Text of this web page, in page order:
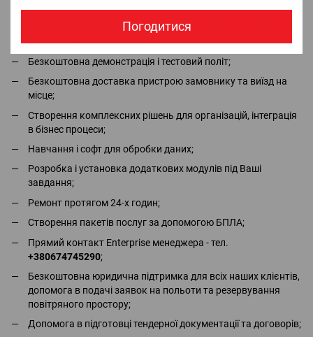
Погодитися
DJI, Bluetti, Jackery - в наявності всі сертифікати та дозволи;
Безкоштовна консультація та повний асортимент в місцях
силиQUADRO.ua;
Безкоштовна демонстрація і тестовий політ;
Безкоштовна доставка пристрою замовнику та виїзд на
місце;
Створення комплексних рішень для організацій, інтеграція
в бізнес процеси;
Навчання і софт для обробки даних;
Розробка і установка додаткових модулів під Ваші
завдання;
Ремонт протягом 24-х годин;
Створення пакетів послуг за допомогою БПЛА;
Прямий контакт Enterprise менеджера - тел.
+380674745290;
Безкоштовна юридична підтримка для всіх наших клієнтів,
допомога в подачі заявок на польоти та резервування
повітряного простору;
Допомога в підготовці тендерної документації та договорів;